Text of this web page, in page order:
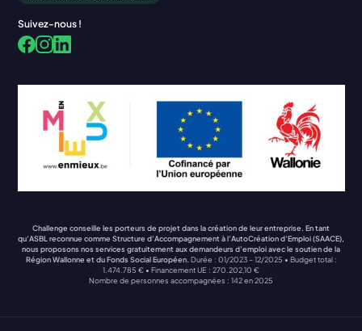
Suivez-nous !
Challenge conseille les porteurs de projet dans la création de leur entreprise. En tant
qu’ASBL reconnue comme Structure d’Accompagnement à l’AutoCréation d’Emploi (SAACE),
nous proposons nos services gratuitement aux demandeurs d’emploi avec le soutien de la
Région Wallonne et du Fonds Social Européen. Durée : 01/2023 – 12/2025 • Budget total :
1.474.785 € • Financement UE : 270.202,10 €
Nombre de personnes accompagnées : 142 en 2025